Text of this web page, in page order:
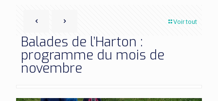
Voir tout
Balades de l’Harton :
programme du mois de
novembre